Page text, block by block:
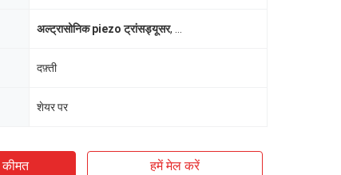
अल्ट्रासोनिक piezo ट्रांसड्यूसर,
दफ़्ती
शेयर पर
हमें मेल करें